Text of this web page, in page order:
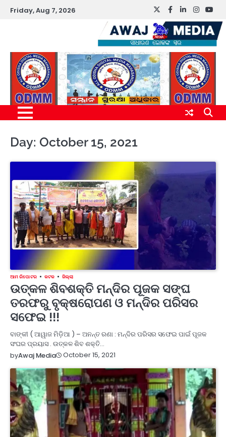
SkipFriday, Aug 7, 2026 TwitterFacebook
LinkedIn
Day: October 15, 2021
ଆମ ରିପୋଟର କଟକ ଜିଲ୍ଲା
ଉତ୍କଳ ଶିବଶକ୍ତି ମନ୍ଦିର ପୂଜକ ସଙ୍ଘ
ତରଫରୁ ବୃକ୍ଷରୋପଣ ଓ ମନ୍ଦିର ପରିସର
ସଫେଇ !!!
ବାଙ୍କୀ ( ଆୱାଜ ମିଡ଼ିଆ ) – ଅନନ୍ତ ରଣା : ମନ୍ଦିର ପରିସର ସଫେଇ ପାଇଁ ପୂଜକ
ସଂଘର ପ୍ରୟାସ . ଉତ୍କଳ ଶିବ ଶକ୍ତି…
byAwaj Media October 15, 2021